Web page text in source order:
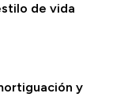
de vida
y